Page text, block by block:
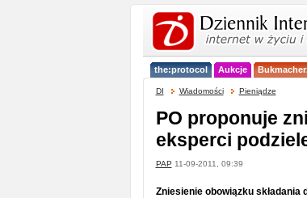
the:protocol Aukcje
DI Wiadomości Pieniądze
PO proponuje
eksperci
PAP 11-09-2011, 09:39
Zniesienie obowiązku